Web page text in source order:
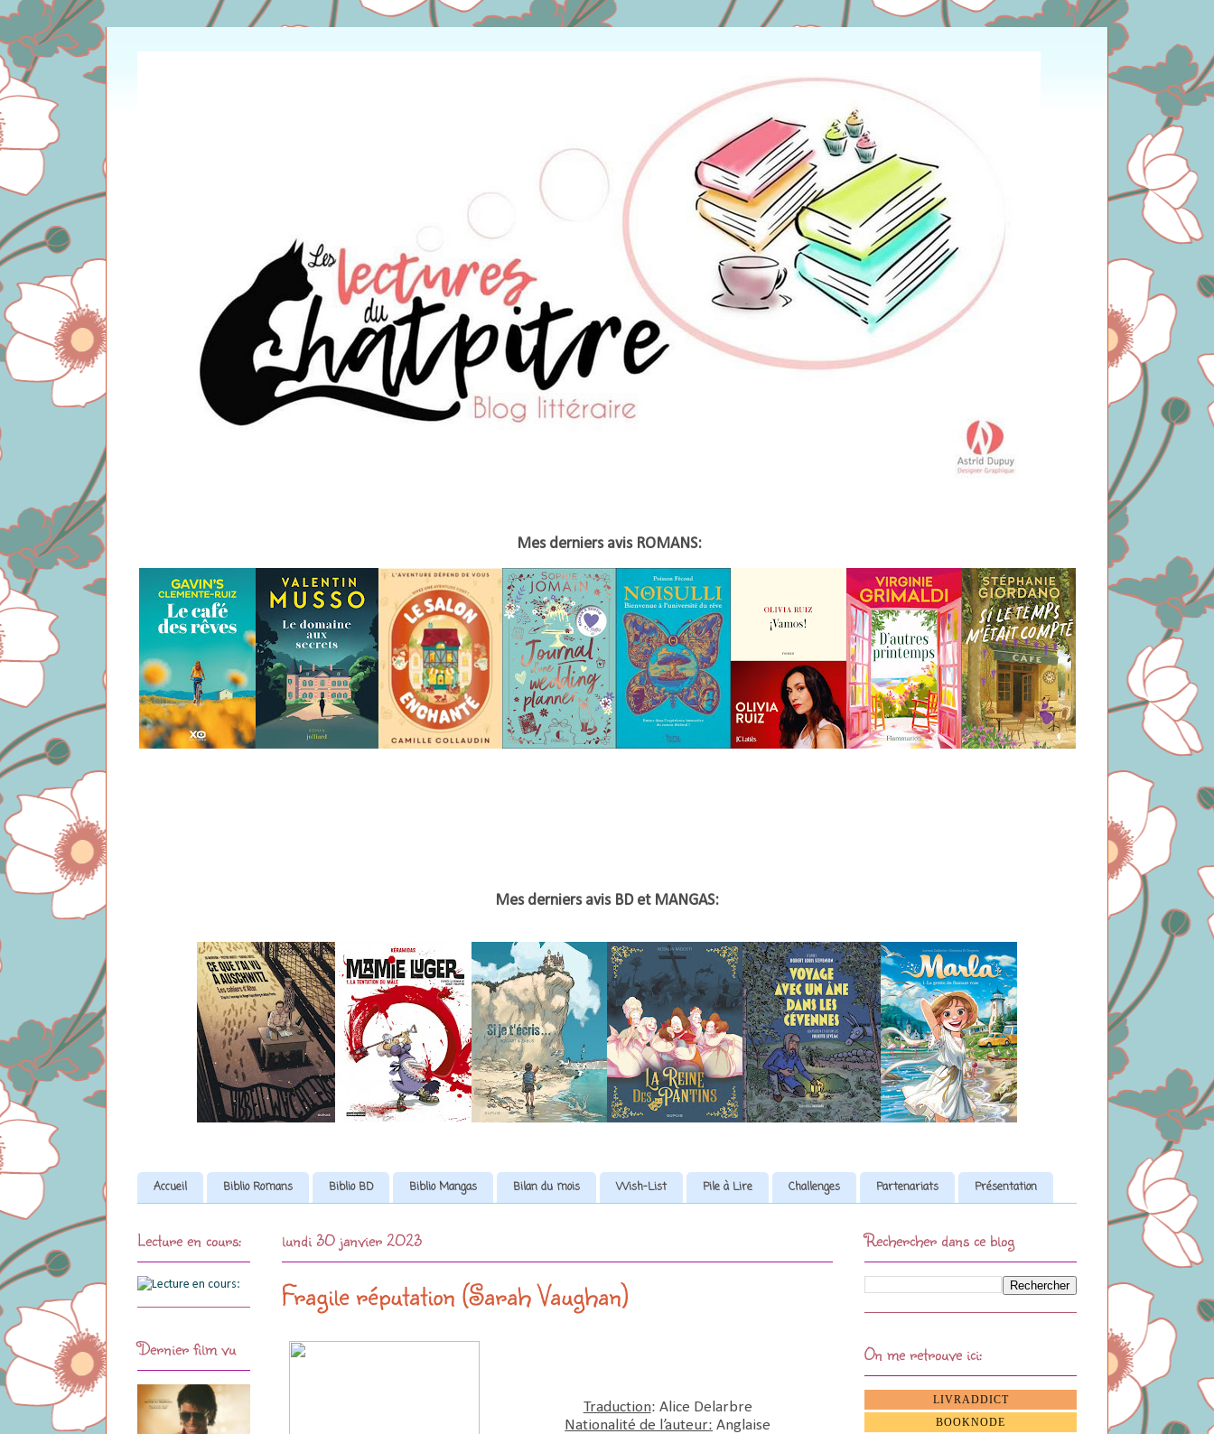
Mes derniers avis ROMANS:
Mes derniers avis BD et MANGAS:
Accueil Biblio Romans Biblio BD Biblio Mangas Bilan du mois Wish-List Pile à Lire Challenges Partenariats Présentation
lundi 30 janvier 2023
Fragile réputation (Sarah Vaughan)
Traduction: Alice Delarbre
Nationalité de l’auteur: Anglaise
Lecture en cours:
Dernier film vu
Rechercher dans ce blog
On me retrouve ici:
LIVRADDICT
BOOKNODE